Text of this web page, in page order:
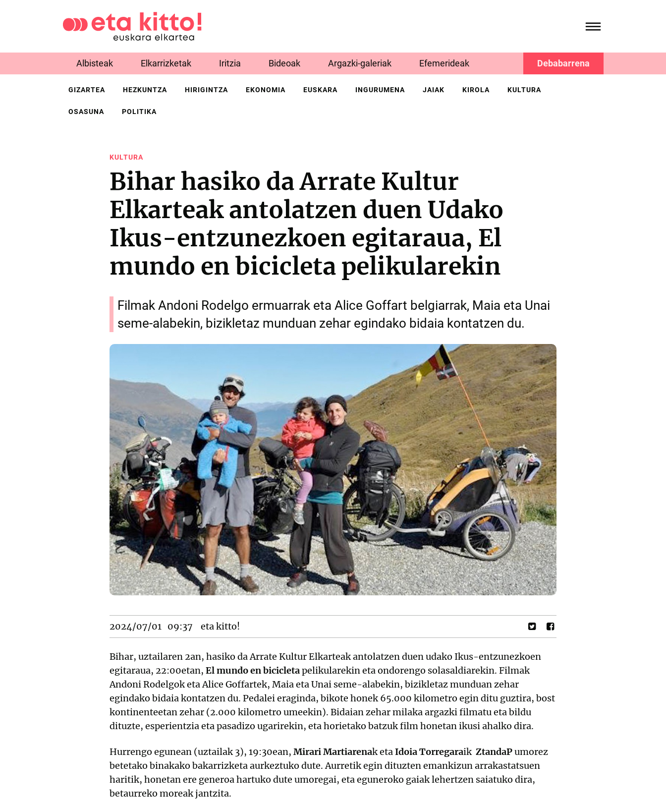
Albisteak Elkarrizketak Iritzia Bideoak Argazki-galeriak Efemerideak Debabarrena
GIZARTEA HEZKUNTZA HIRIGINTZA EKONOMIA EUSKARA INGURUMENA JAIAK KIROLA KULTURA
OSASUNA POLITIKA
KULTURA
Bihar hasiko da Arrate Kultur
Elkarteak antolatzen duen Udako
Ikus-entzunezkoen egitaraua, El
mundo en bicicleta pelikularekin
Filmak Andoni Rodelgo ermuarrak eta Alice Goffart belgiarrak, Maia eta Unai
seme-alabekin, bizikletaz munduan zehar egindako bidaia kontatzen du.
2024/07/01 09:37 eta kitto!
Bihar, uztailaren 2an, hasiko da Arrate Kultur Elkarteak antolatzen duen udako Ikus-entzunezkoen
egitaraua, 22:00etan, El mundo en bicicletapelikularekin eta ondorengo solasaldiarekin. Filmak
Andoni Rodelgok eta Alice Goffartek, Maia eta Unai seme-alabekin, bizikletaz munduan zehar
egindako bidaia kontatzen du. Pedalei eraginda, bikote honek 65.000 kilometro egin ditu guztira, bost
kontinenteetan zehar (2.000 kilometro umeekin). Bidaian zehar milaka argazki filmatu eta bildu
dituzte, esperientzia eta pasadizo ugarirekin, eta horietako batzuk film honetan ikusi ahalko dira.
Hurrengo egunean (uztailak 3), 19:30ean, Mirari Martiarenak etaIdoia Torregaraik ZtandaPumorez
betetako binakako bakarrizketa aurkeztuko dute. Aurretik egin dituzten emankizun arrakastatsuen
haritik, honetan ere generoa hartuko dute umoregai, eta eguneroko gaiak lehertzen saiatuko dira,
betaurreko moreak jantzita.